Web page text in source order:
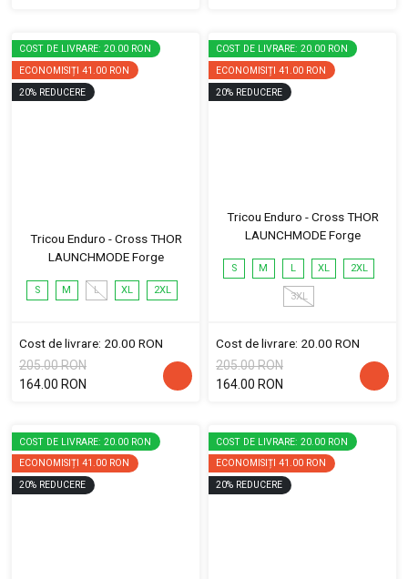
COST DE LIVRARE: 20.00 RON
ECONOMISIȚI 41.00 RON
20% REDUCERE
Tricou Enduro - Cross THOR
LAUNCHMODE Forge
S M L XL 2XL
Cost de livrare: 20.00 RON
205.00 RON
164.00 RON
COST DE LIVRARE: 20.00 RON
ECONOMISIȚI 41.00 RON
20% REDUCERE
Tricou Enduro - Cross THOR
LAUNCHMODE Forge
S M L XL 2XL
3XL
Cost de livrare: 20.00 RON
205.00 RON
164.00 RON
COST DE LIVRARE: 20.00 RON
ECONOMISIȚI 41.00 RON
20% REDUCERE
COST DE LIVRARE: 20.00 RON
ECONOMISIȚI 41.00 RON
20% REDUCERE